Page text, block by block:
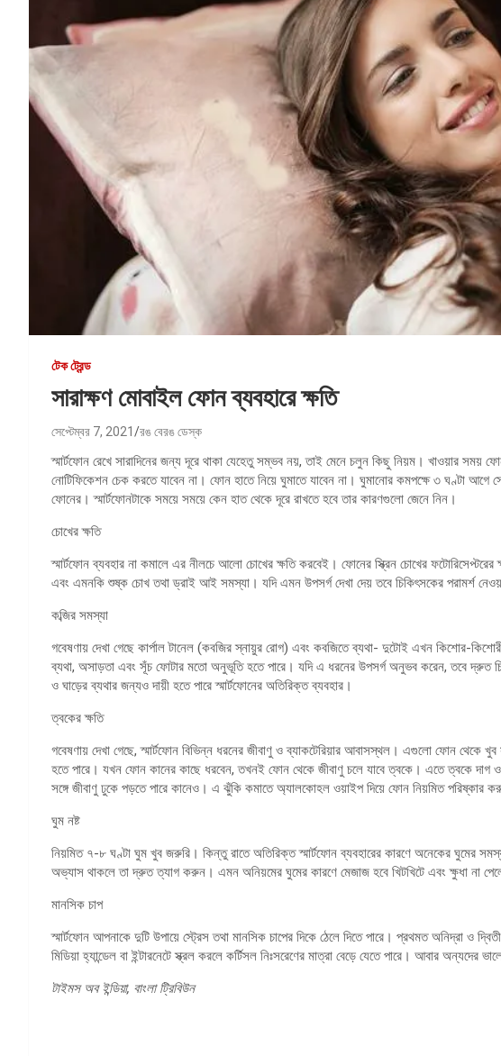
টেক ট্রেন্ড
সারাক্ষণ মোবাইল ফোন ব্যবহারে ক্ষতি
সেপ্টেম্বর 7, 2021 রঙ বেরঙ ডেস্ক
স্মার্টফোন রেখে সারাদিনের জন্য দূরে থাকা যেহেতু সম্ভব নয়, তাই মেনে চলুন কিছু নিয়ম। খাওয়ার সময়
নোটিফিকেশন চেক করতে যাবেন না। ফোন হাতে নিয়ে ঘুমাতে যাবেন না। ঘুমানোর কমপক্ষে ৩ ঘণ্টা
ফোনের। স্মার্টফোনটাকে সময়ে সময়ে কেন হাত থেকে দূরে রাখতে হবে তার কারণগুলো জেনে নিন।
চোখের ক্ষতি
স্মার্টফোন ব্যবহার না কমালে এর নীলচে আলো চোখের ক্ষতি করবেই। ফোনের স্ক্রিন চোখের ফটোরিসেপ্টরের
এবং এমনকি শুষ্ক চোখ তথা ড্রাই আই সমস্যা। যদি এমন উপসর্গ দেখা দেয় তবে চিকিৎসকের পরামর্শ
কব্জির সমস্যা
গবেষণায় দেখা গেছে কার্পাল টানেল (কবজির স্নায়ুর রোগ) এবং কবজিতে ব্যথা- দুটোই এখন কিশোর-
ব্যথা, অসাড়তা এবং সূঁচ ফোটার মতো অনুভূতি হতে পারে। যদি এ ধরনের উপসর্গ অনুভব করেন, তবে দ্রুত
ও ঘাড়ের ব্যথার জন্যও দায়ী হতে পারে স্মার্টফোনের অতিরিক্ত ব্যবহার।
ত্বকের ক্ষতি
গবেষণায় দেখা গেছে, স্মার্টফোন বিভিন্ন ধরনের জীবাণু ও ব্যাকটেরিয়ার আবাসস্থল। এগুলো ফোন
হতে পারে। যখন ফোন কানের কাছে ধরবেন, তখনই ফোন থেকে জীবাণু চলে যাবে ত্বকে। এতে ত্বকে দাগ ও
সঙ্গে জীবাণু ঢুকে পড়তে পারে কানেও। এ ঝুঁকি কমাতে অ্যালকোহল ওয়াইপ দিয়ে ফোন নিয়মিত পরিষ্কার
ঘুম নষ্ট
নিয়মিত ৭-৮ ঘণ্টা ঘুম খুব জরুরি। কিন্তু রাতে অতিরিক্ত স্মার্টফোন ব্যবহারের কারণে অনেকের ঘুমের সমস্যা
অভ্যাস থাকলে তা দ্রুত ত্যাগ করুন। এমন অনিয়মের ঘুমের কারণে মেজাজ হবে খিটখিটে এবং ক্ষুধা না
মানসিক চাপ
স্মার্টফোন আপনাকে দুটি উপায়ে স্ট্রেস তথা মানসিক চাপের দিকে ঠেলে দিতে পারে। প্রথমত অনিদ্রা ও
মিডিয়া হ্যান্ডেল বা ইন্টারনেটে স্ক্রল করলে কর্টিসল নিঃসরেণের মাত্রা বেড়ে যেতে পারে। আবার অন্যদের
টাইমস অব ইন্ডিয়া, বাংলা ট্রিবিউন